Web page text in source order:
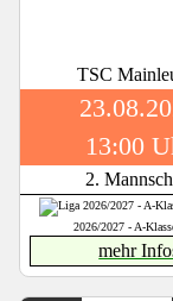
TSC
13:00
2.
2026/2027 - A-
mehr